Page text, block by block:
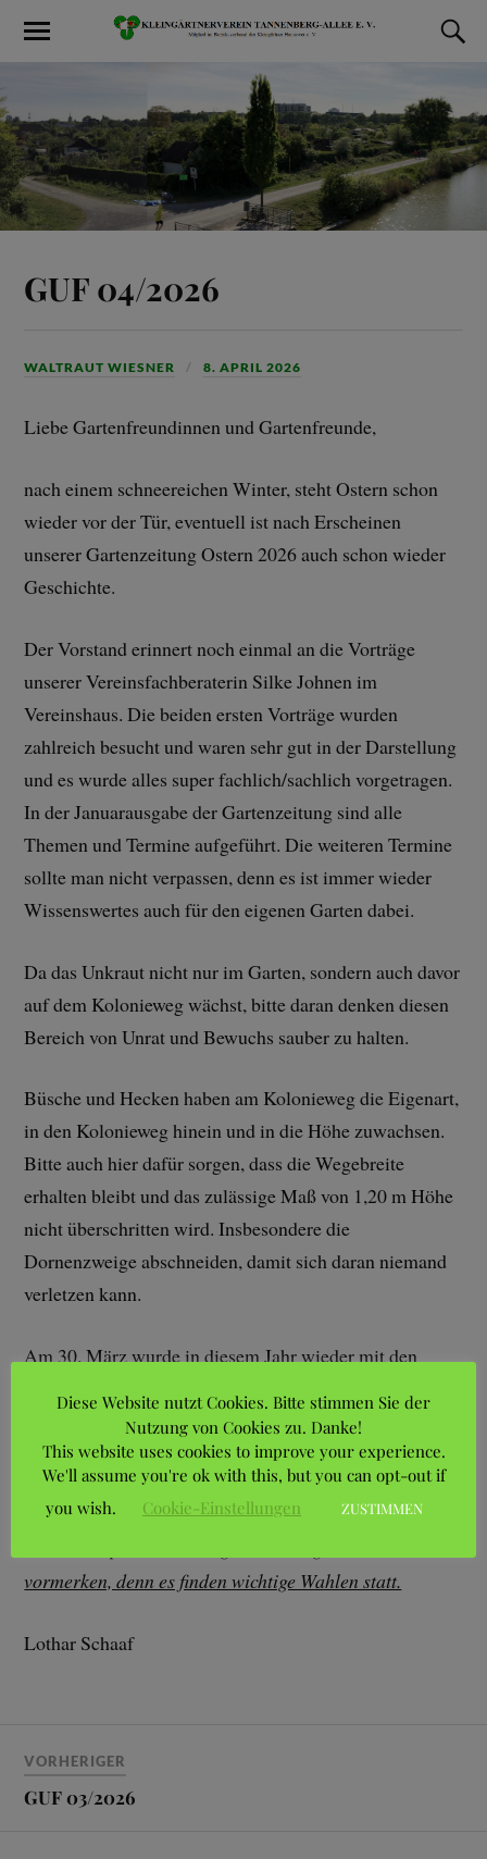
GUF 04/2026
WALTRAUT WIESNER 8. APRIL 2026
Liebe Gartenfreundinnen und Gartenfreunde,
nach einem schneereichen Winter, steht Ostern schon
wieder vor der Tür, eventuell ist nach Erscheinen
unserer Gartenzeitung Ostern 2026 auch schon wieder
Geschichte.
Der Vorstand erinnert noch einmal an die Vorträge
unserer Vereinsfachberaterin Silke Johnen im
Vereinshaus. Die beiden ersten Vorträge wurden
zahlreich besucht und waren sehr gut in der Darstellung
und es wurde alles super fachlich/sachlich vorgetragen.
In der Januarausgabe der Gartenzeitung sind alle
Themen und Termine aufgeführt. Die weiteren Termine
sollte man nicht verpassen, denn es ist immer wieder
Wissenswertes auch für den eigenen Garten dabei.
Da das Unkraut nicht nur im Garten, sondern auch davor
auf dem Kolonieweg wächst, bitte daran denken diesen
Bereich von Unrat und Bewuchs sauber zu halten.
Büsche und Hecken haben am Kolonieweg die Eigenart,
in den Kolonieweg hinein und in die Höhe zuwachsen.
Bitte auch hier dafür sorgen, dass die Wegebreite
erhalten bleibt und das zulässige Maß von 1,20 m Höhe
nicht überschritten wird. Insbesondere die
Dornenzweige abschneiden, damit sich daran niemand
verletzen kann.
Am 30. März wurde in diesem Jahr wieder mit den
Daran anschließend finden dann die nächsten
Schätzungen statt, bis alles abgearbeitet ist.
Den Termin der diesjährigen
vormerken, denn es finden wichtige Wahlen statt.
Lothar Schaaf
VORHERIGER
GUF 03/2026
Diese Website nutzt Cookies. Bitte stimmen Sie der
Nutzung von Cookies zu. Danke!
This website uses cookies to improve your experience.
We'll assume you're ok with this, but you can opt-out if
you wish.
Cookie-Einstellungen ZUSTIMMEN